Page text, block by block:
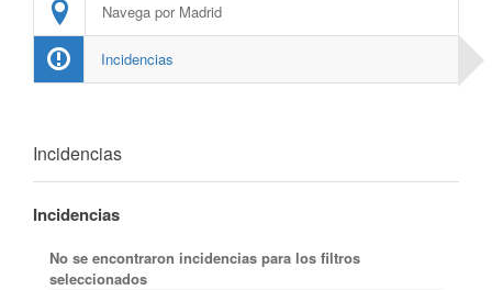
Navega por Madrid
Incidencias
Incidencias
Incidencias
No se encontraron incidencias para los filtros
seleccionados